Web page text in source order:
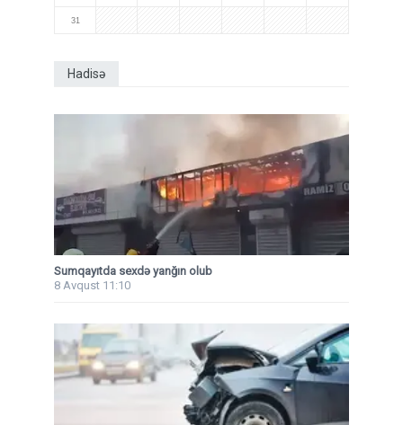
31
Hadisə
Sumqayıtda sexdə yanğın olub
8 Avqust 11:10